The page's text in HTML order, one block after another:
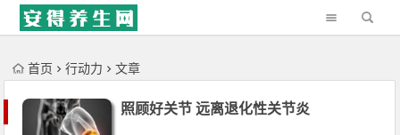
'); })();
首页 行动力 文章
照顾好关节 远离退化性关节炎